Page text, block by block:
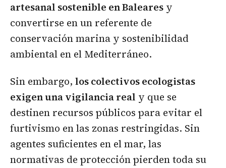
artesanal sostenible en Baleares y
convertirse en un referente de
conservación marina y sostenibilidad
ambiental en el Mediterráneo.
Sin embargo, los colectivos ecologistas
exigen una vigilancia real y que se
destinen recursos públicos para evitar el
furtivismo en las zonas restringidas. Sin
agentes suficientes en el mar, las
normativas de protección pierden toda su